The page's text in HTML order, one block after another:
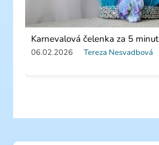
Karnevalová čelenka za 5 minut
06.02.2026 Tereza Nesvadbová